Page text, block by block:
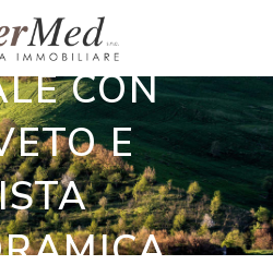
ristrutturati
CON
E